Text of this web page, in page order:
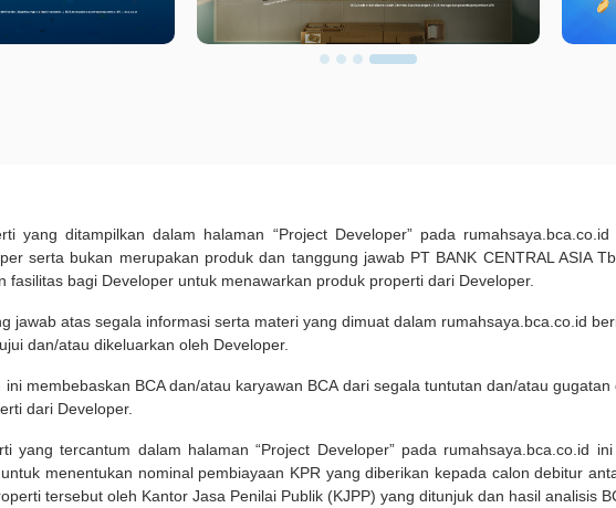
yang ditampilkan dalam halaman “Project Developer” pada
serta bukan merupakan produk dan tanggung jawab PT BANK CENTRAL ASIA
fasilitas bagi Developer untuk menawarkan produk properti dari Developer.
jawab atas segala informasi serta materi yang dimuat dalam rumahsaya.bca.co.id
dan/atau dikeluarkan oleh Developer.
membebaskan BCA dan/atau karyawan BCA dari segala tuntutan dan/atau
dari Developer.
yang tercantum dalam halaman “Project Developer” pada rumahsaya.bca.co.id
menentukan nominal pembiayaan KPR yang diberikan kepada calon debitur
tersebut oleh Kantor Jasa Penilai Publik (KJPP) yang ditunjuk dan hasil analisis